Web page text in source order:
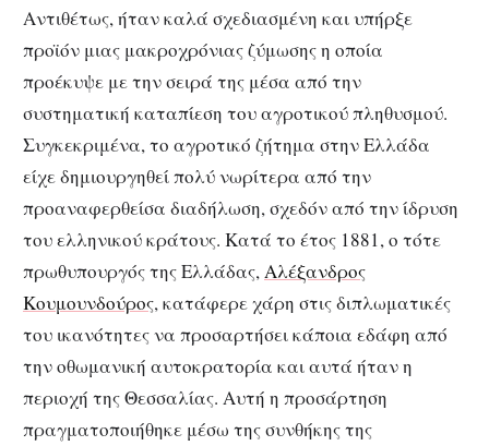
Αντιθέτως, ήταν καλά σχεδιασμένη και υπήρξε
προϊόν μιας μακροχρόνιας ζύμωσης η οποία
προέκυψε με την σειρά της μέσα από την
συστηματική καταπίεση του αγροτικού πληθυσμού.
Συγκεκριμένα, το αγροτικό ζήτημα στην Ελλάδα
είχε δημιουργηθεί πολύ νωρίτερα από την
προαναφερθείσα διαδήλωση, σχεδόν από την ίδρυση
του ελληνικού κράτους. Κατά το έτος 1881, ο τότε
πρωθυπουργός της Ελλάδας,Αλέξανδρος
Κουμουνδούρος, κατάφερε χάρη στις διπλωματικές
του ικανότητες να προσαρτήσει κάποια εδάφη από
την οθωμανική αυτοκρατορία και αυτά ήταν η
περιοχή της Θεσσαλίας. Αυτή η προσάρτηση
πραγματοποιήθηκε μέσω της συνθήκης της